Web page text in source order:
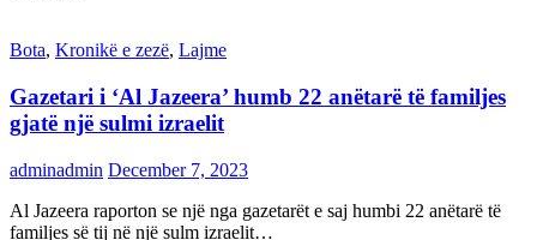
Bota, Kronikë e zezë, Lajme
Gazetari i ‘Al Jazeera’ humb 22 anëtarë të familjes
gjatë një sulmi izraelit
adminadmin December 7, 2023
Al Jazeera raporton se një nga gazetarët e saj humbi 22 anëtarë të
familjes së tij në një sulm izraelit…